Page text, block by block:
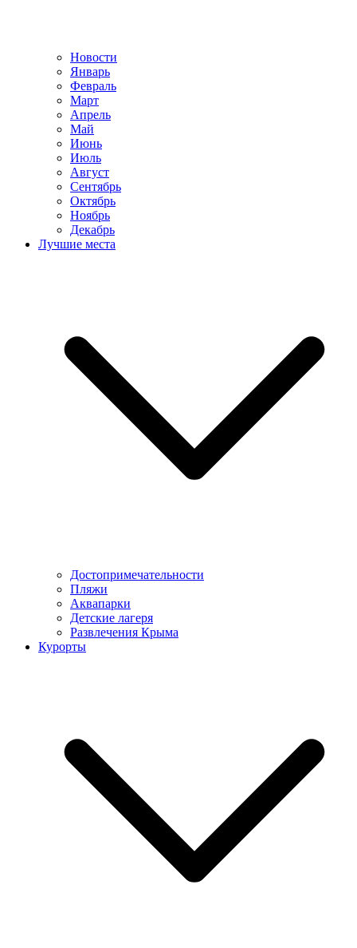
Новости
Январь
Февраль
Март
Апрель
Май
Июнь
Июль
Август
Сентябрь
Октябрь
Ноябрь
Декабрь
Лучшие места
Достопримечательности
Пляжи
Аквапарки
Детские лагеря
Развлечения Крыма
Курорты